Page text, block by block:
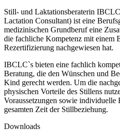
Still- und Laktationsberaterin
Lactation Consultant) ist eine
medizinischen Grundberuf eine
die fachliche Kompetenz mit einem
Rezertifizierung nachgewiesen hat.
IBCLC`s bieten eine fachlich
Beratung, die den Wünschen und
Kind gerecht werden. Um die
physischen Vorteile des Stillens
Voraussetzungen sowie
gesamten Zeit der Stillbeziehung.
Downloads